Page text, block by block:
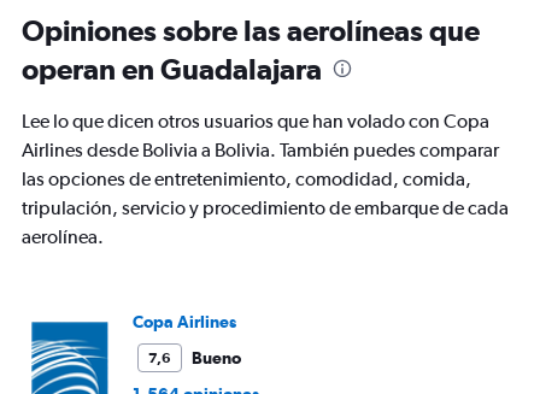
Range:
12
categories.
The
chart
1
Y
axis
displaying
to
1200.
Opiniones sobre las aerolíneas que
operan en Guadalajara
Lee lo que dicen otros usuarios que han volado con Copa
Airlines desde Bolivia a Bolivia. También puedes comparar
las opciones de entretenimiento, comodidad, comida,
tripulación, servicio y procedimiento de embarque de cada
aerolínea.
Copa Airlines
7,6
Bueno